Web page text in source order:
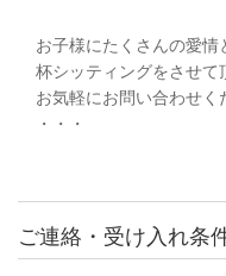
お子様にたくさんの愛
杯シッティングをさせて
お気軽にお問い合わせく
・・・
ご連絡・受け入れ条